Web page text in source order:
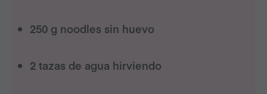
250 g noodles sin huevo
2 tazas de agua hirviendo